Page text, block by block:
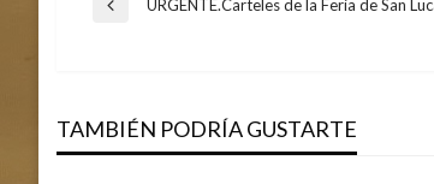
Navegación
entradas
Entrada
URGENTE.Carteles de la Feria de San
TAMBIÉN PODRÍA GUSTARTE